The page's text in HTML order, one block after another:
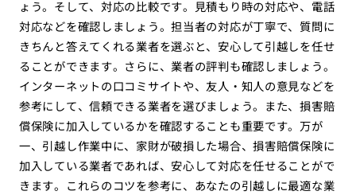
ょう。そして、対応の比較です。見積もり時の対応や、電話
対応などを確認しましょう。担当者の対応が丁寧で、質問に
きちんと答えてくれる業者を選ぶと、安心して引越しを任せ
ることができます。さらに、業者の評判も確認しましょう。
インターネットの口コミサイトや、友人・知人の意見などを
参考にして、信頼できる業者を選びましょう。また、損害賠
償保険に加入しているかを確認することも重要です。万が
一、引越し作業中に、家財が破損した場合、損害賠償保険に
加入している業者であれば、安心して対応を任せることがで
きます。これらのコツを参考に、あなたの引越しに最適な業